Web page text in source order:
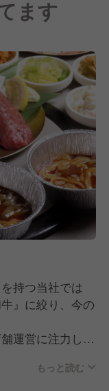
ます
持つ当社では
』に絞り、今の
運営に注力して
秘密３選◆◆◆
もっと読む